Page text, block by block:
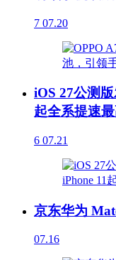
7 07.20
iOS 27公测
起全系提速
6 07.21
京东华为
07.16